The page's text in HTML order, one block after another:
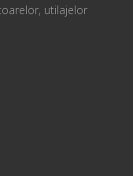
utilajelor